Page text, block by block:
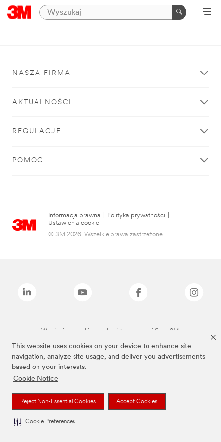
This website uses cookies on your device to enhance site
navigation, analyze site usage, and deliver you advertisements
based on your interests.
Cookie Notice
Reject Non-Essential Cookies Accept Cookies
Cookie Preferences
NASZA FIRMA
AKTUALNOŚCI
REGULACJE
POMOC
Informacja prawna Polityka prywatności
Ustawienia cookie
© 3M 2026. Wszelkie prawa zastrzeżone.
Wymienione marki są znakami towarowymi firmy 3M.